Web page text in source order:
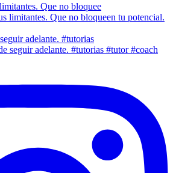
Que no bloquee
adelante. #tutorias